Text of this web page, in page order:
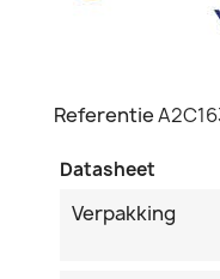
Referentie
Datasheet
Verpakking